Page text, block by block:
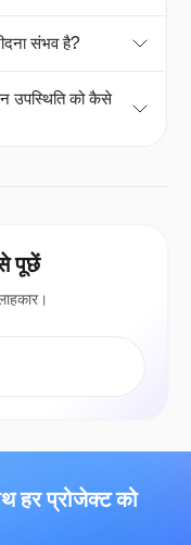
संभव है?
उपस्थिति को कैसे
पूछें
प्रोजेक्ट को